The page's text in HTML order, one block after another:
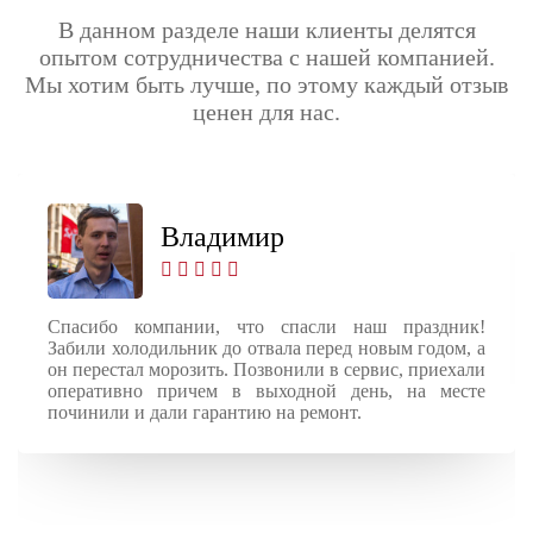
В данном разделе наши клиенты делятся
опытом сотрудничества с нашей компанией.
Мы хотим быть лучше, по этому каждый отзыв
ценен для нас.
Владимир
Спасибо компании, что спасли наш праздник!
Забили холодильник до отвала перед новым годом, а
он перестал морозить. Позвонили в сервис, приехали
оперативно причем в выходной день, на месте
починили и дали гарантию на ремонт.